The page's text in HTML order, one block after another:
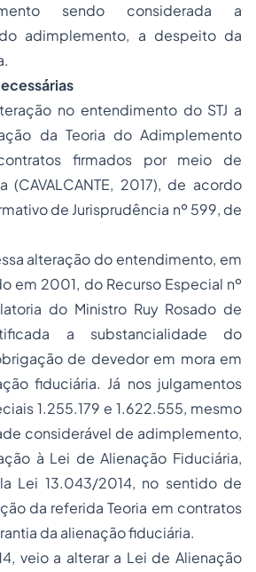
sendo considerada a
adimplemento, a despeito da
no entendimento do STJ a
da Teoria do Adimplemento
firmados por meio de
(CAVALCANTE, 2017), de acordo
de Jurisprudência nº 599, de
alteração do entendimento, em
em 2001, do Recurso Especial nº
do Ministro Ruy Rosado de
a substancialidade do
de devedor em mora em
fiduciária. Já nos julgamentos
1.255.179 e 1.622.555, mesmo
considerável de adimplemento,
à Lei de Alienação Fiduciária,
Lei 13.043/2014, no sentido de
da referida Teoria em contratos
da alienação fiduciária.
veio a alterar a Lei de Alienação